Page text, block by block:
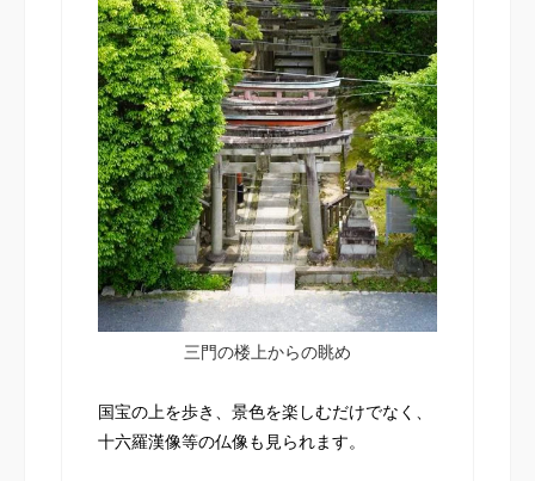
三門の楼上からの眺め
国宝の上を歩き、景色を楽しむだけでなく、
十六羅漢像等の仏像も見られます。